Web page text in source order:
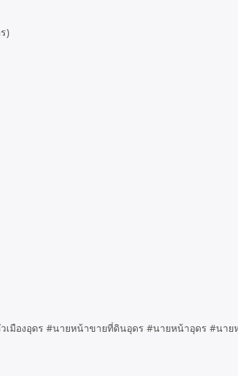
)
มืองอุดร #นายหน้าขายที่ดินอุดร #นายหน้าอุดร #นา